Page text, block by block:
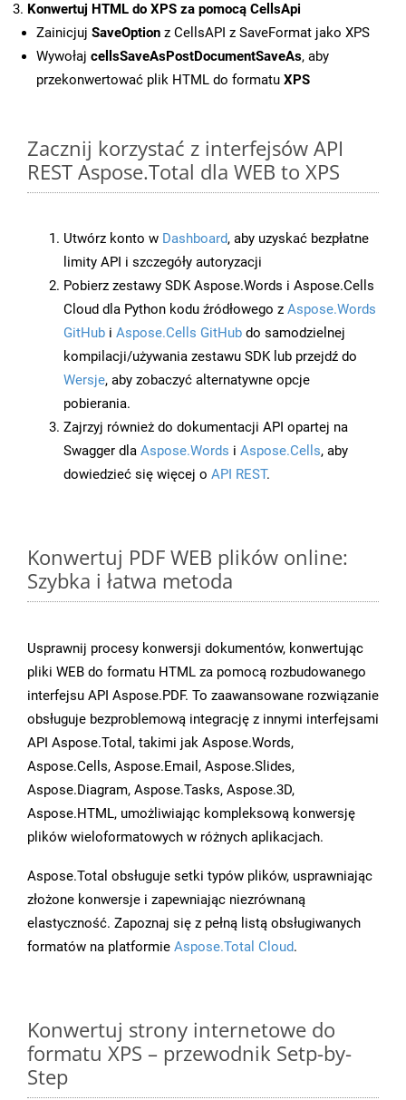
Konwertuj HTML do XPS za pomocą CellsApi
Zainicjuj SaveOption z CellsAPI z SaveFormat jako XPS
Wywołaj cellsSaveAsPostDocumentSaveAs, aby
przekonwertować plik HTML do formatu XPS
Zacznij korzystać z interfejsów API
REST Aspose.Total dla WEB to XPS
Utwórz konto w Dashboard, aby uzyskać bezpłatne
limity API i szczegóły autoryzacji
Pobierz zestawy SDK Aspose.Words i Aspose.Cells
Cloud dla Python kodu źródłowego z Aspose.Words
GitHub i Aspose.Cells GitHub do samodzielnej
kompilacji/używania zestawu SDK lub przejdź do
Wersje, aby zobaczyć alternatywne opcje
pobierania.
Zajrzyj również do dokumentacji API opartej na
Swagger dla Aspose.Words i Aspose.Cells, aby
dowiedzieć się więcej o API REST.
Konwertuj PDF WEB plików online:
Szybka i łatwa metoda
Usprawnij procesy konwersji dokumentów, konwertując
pliki WEB do formatu HTML za pomocą rozbudowanego
interfejsu API Aspose.PDF. To zaawansowane rozwiązanie
obsługuje bezproblemową integrację z innymi interfejsami
API Aspose.Total, takimi jak Aspose.Words,
Aspose.Cells, Aspose.Email, Aspose.Slides,
Aspose.Diagram, Aspose.Tasks, Aspose.3D,
Aspose.HTML, umożliwiając kompleksową konwersję
plików wieloformatowych w różnych aplikacjach.
Aspose.Total obsługuje setki typów plików, usprawniając
złożone konwersje i zapewniając niezrównaną
elastyczność. Zapoznaj się z pełną listą obsługiwanych
formatów na platformie Aspose.Total Cloud.
Konwertuj strony internetowe do
formatu XPS – przewodnik Setp-by-
Step